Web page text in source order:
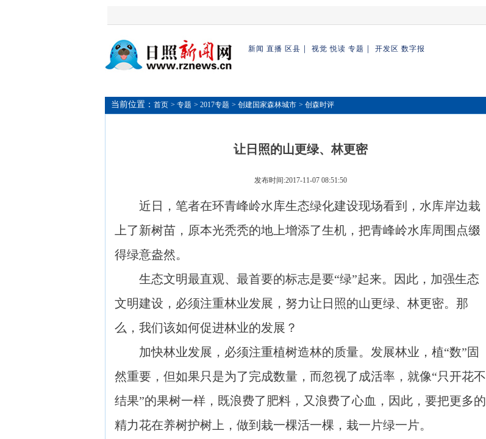
新闻 直播 区县 ｜ 视觉 悦读 专题 ｜ 开发区 数字报
当前位置： 首页 > 专题 > 2017专题 > 创建国家森林城市 > 创森时评
让日照的山更绿、林更密
发布时间:2017-11-07 08:51:50
近日，笔者在环青峰岭水库生态绿化建设现场看到，水库岸边栽
上了新树苗，原本光秃秃的地上增添了生机，把青峰岭水库周围点缀
得绿意盎然。
生态文明最直观、最首要的标志是要“绿”起来。因此，加强生态
文明建设，必须注重林业发展，努力让日照的山更绿、林更密。那
么，我们该如何促进林业的发展？
加快林业发展，必须注重植树造林的质量。发展林业，植“数”固
然重要，但如果只是为了完成数量，而忽视了成活率，就像“只开花不
结果”的果树一样，既浪费了肥料，又浪费了心血，因此，要把更多的
精力花在养树护树上，做到栽一棵活一棵，栽一片绿一片。